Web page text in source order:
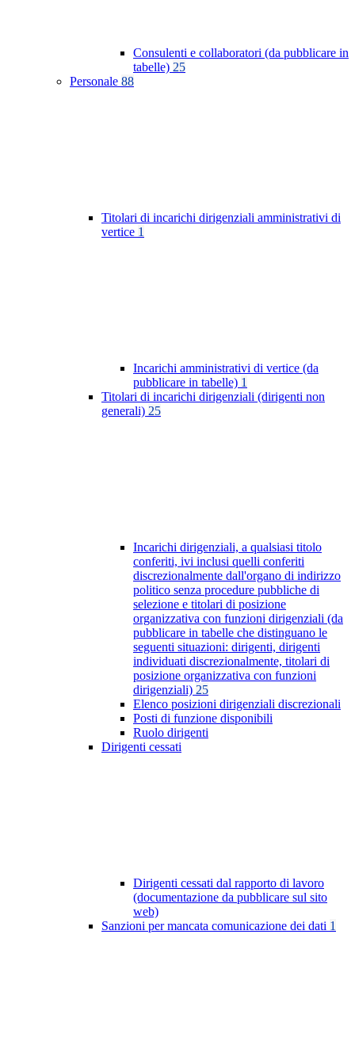
Consulenti e collaboratori (da pubblicare in
tabelle) 25
Personale 88
Titolari di incarichi dirigenziali amministrativi di
vertice 1
Incarichi amministrativi di vertice (da
pubblicare in tabelle) 1
Titolari di incarichi dirigenziali (dirigenti non
generali) 25
Incarichi dirigenziali, a qualsiasi titolo
conferiti, ivi inclusi quelli conferiti
discrezionalmente dall'organo di indirizzo
politico senza procedure pubbliche di
selezione e titolari di posizione
organizzativa con funzioni dirigenziali (da
pubblicare in tabelle che distinguano le
seguenti situazioni: dirigenti, dirigenti
individuati discrezionalmente, titolari di
posizione organizzativa con funzioni
dirigenziali) 25
Elenco posizioni dirigenziali discrezionali
Posti di funzione disponibili
Ruolo dirigenti
Dirigenti cessati
Dirigenti cessati dal rapporto di lavoro
(documentazione da pubblicare sul sito
web)
Sanzioni per mancata comunicazione dei dati 1